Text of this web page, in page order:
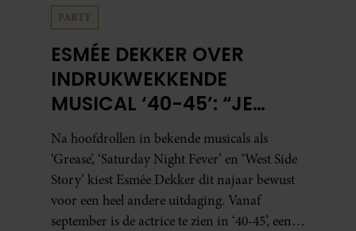
PARTY
ESMÉE DEKKER OVER
INDRUKWEKKENDE
MUSICAL ‘40-45’: “JE
BESEFT INEENS HOE
KOSTBAAR VRIJHEID IS”
Na hoofdrollen in bekende musicals als
‘Grease’, ‘Saturday Night Fever’ en ‘West Side
Story’ kiest Esmée Dekker dit najaar bewust
voor een heel andere uitdaging. Vanaf
september is de actrice te zien in ‘40-45’, een